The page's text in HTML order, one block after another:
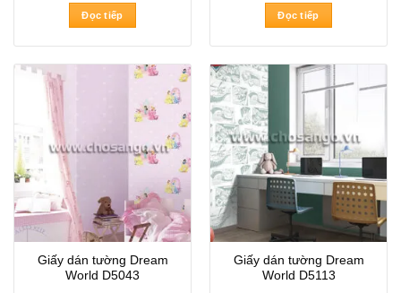
Đọc tiếp Đọc tiếp
Giấy dán tường Dream
World D5043
Giấy dán tường Dream
World D5113